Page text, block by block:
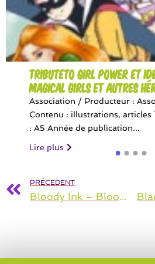
TributeTo Girl Power et
Magical Girls et autres
Association / Producteur :
Contenu : illustrations,
: A5 Année de publication...
Lire plus
PRÉCEDENT
Bloody Ink – Bloody Ink : Halloween (2006)